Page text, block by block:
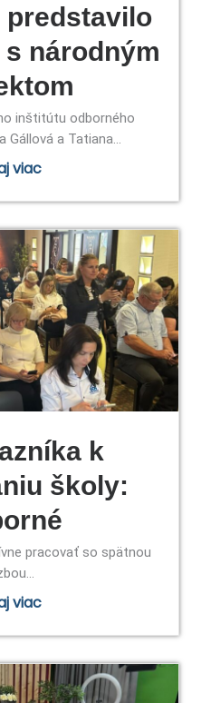
predstavilo
národným
inštitútu odborného
a Tatiana...
viac
k
školy:
pracovať so spätnou
viac